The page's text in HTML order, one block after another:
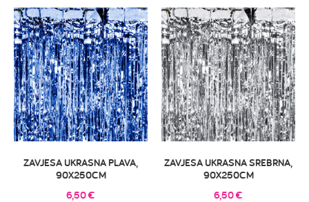
ZAVJESA UKRASNA PLAVA,
90X250CM
6,50€
ZAVJESA UKRASNA SREBRNA,
90X250CM
6,50€